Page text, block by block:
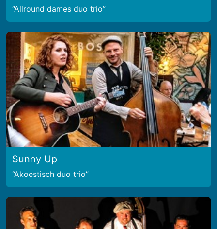
Allround dames duo trio
Sunny Up
Akoestisch duo trio